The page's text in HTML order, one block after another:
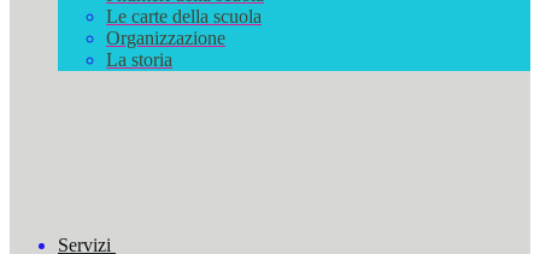
Le carte della scuola
Organizzazione
La storia
Servizi